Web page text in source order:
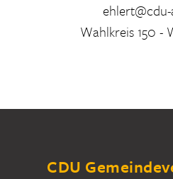
Wahlkreis 150 -
CDU